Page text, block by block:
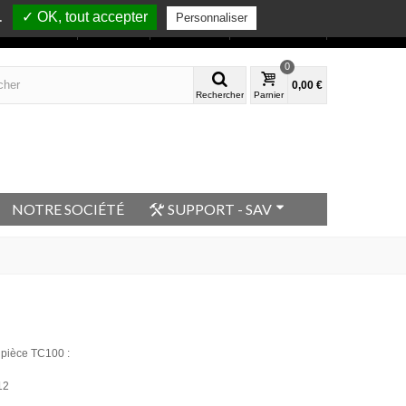
Contactez-nous
Bienvenue Mon compte
Rechercher Parnier
0
0,00 €
NOTRE SOCIÉTÉ SUPPORT - SAV
TC100 :
✓ OK, tout accepter Personnaliser